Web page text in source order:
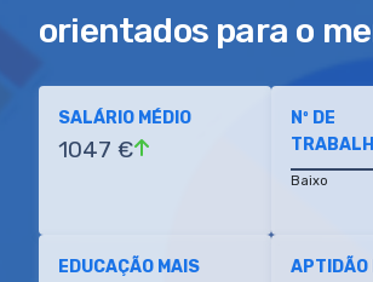
orientados para o
SALÁRIO MÉDIO
1047 €
Nº DE
Baixo
EDUCAÇÃO MAIS
APTIDÃO